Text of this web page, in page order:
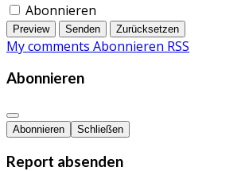
Abonnieren
Preview Senden Zurücksetzen
My comments Abonnieren RSS
Abonnieren
Abonnieren Schließen
Report absenden